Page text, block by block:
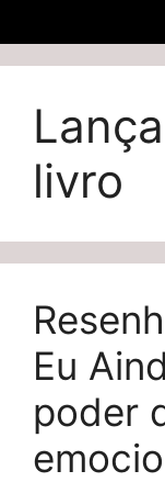
livro
Eu
poder